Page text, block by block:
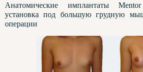
Анатомические имплантаты
установка под большую грудную
операции